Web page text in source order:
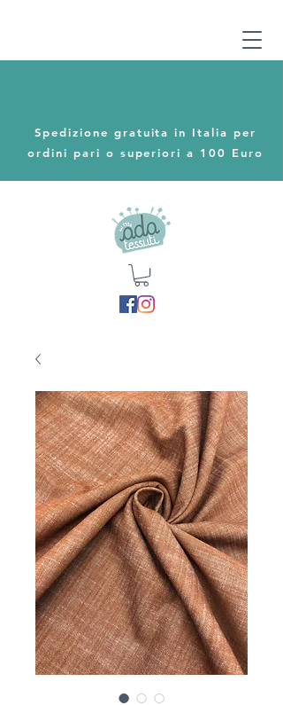
Spedizione gratuita in Italia per
ordini pari o superiori a 100 Euro